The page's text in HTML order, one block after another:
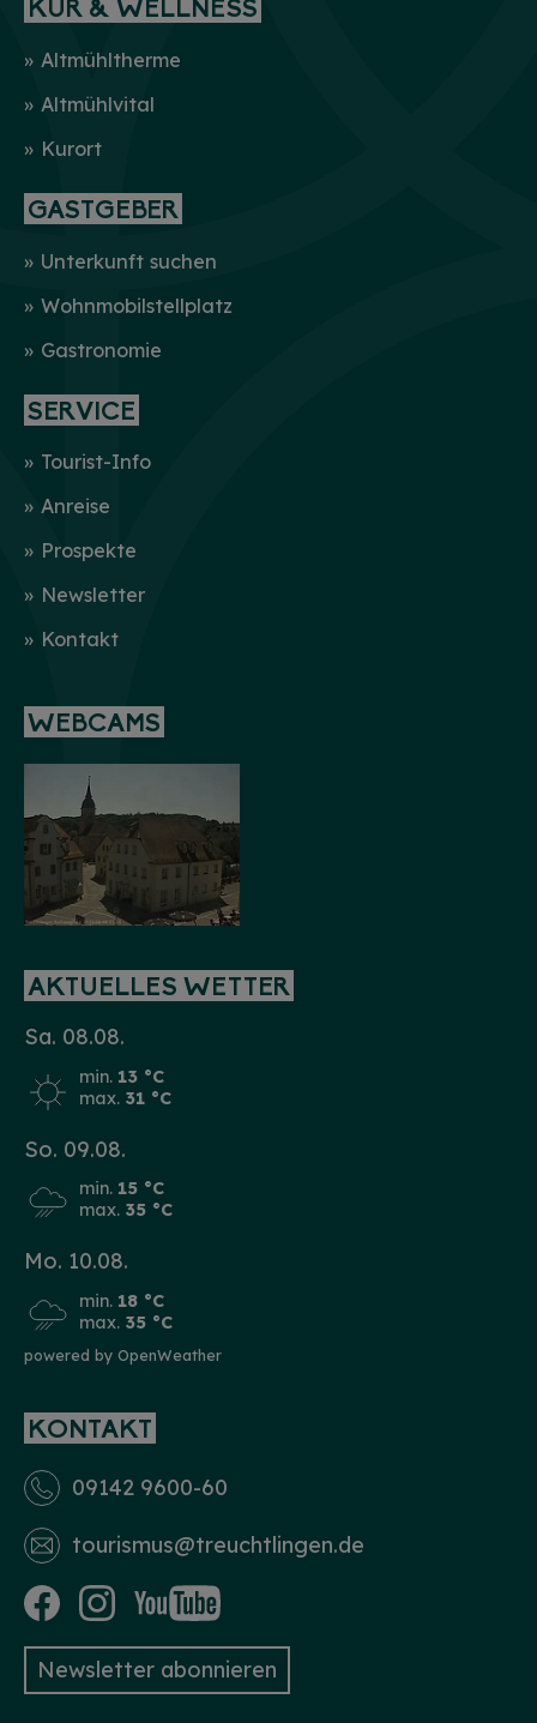
KUR & WELLNESS
Altmühltherme
Altmühlvital
Kurort
GASTGEBER
Unterkunft suchen
Wohnmobilstellplatz
Gastronomie
SERVICE
Tourist-Info
Anreise
Prospekte
Newsletter
Kontakt
WEBCAMS
AKTUELLES WETTER
Sa. 08.08.
min. 13 °C
max. 31 °C
So. 09.08.
min. 15 °C
max. 35 °C
Mo. 10.08.
min. 18 °C
max. 35 °C
powered by OpenWeather
KONTAKT
09142 9600-60
tourismus­@treuchtlingen.de
Newsletter abonnieren